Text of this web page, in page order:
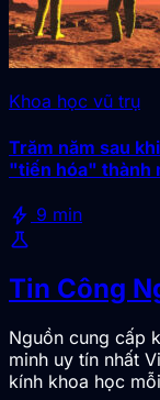
Khoa học vũ trụ
Trăm năm sau
"tiến hóa" thành
bolt 9 min
science
Tin Công
Nguồn cung cấp
minh uy tín nhất
kính khoa học